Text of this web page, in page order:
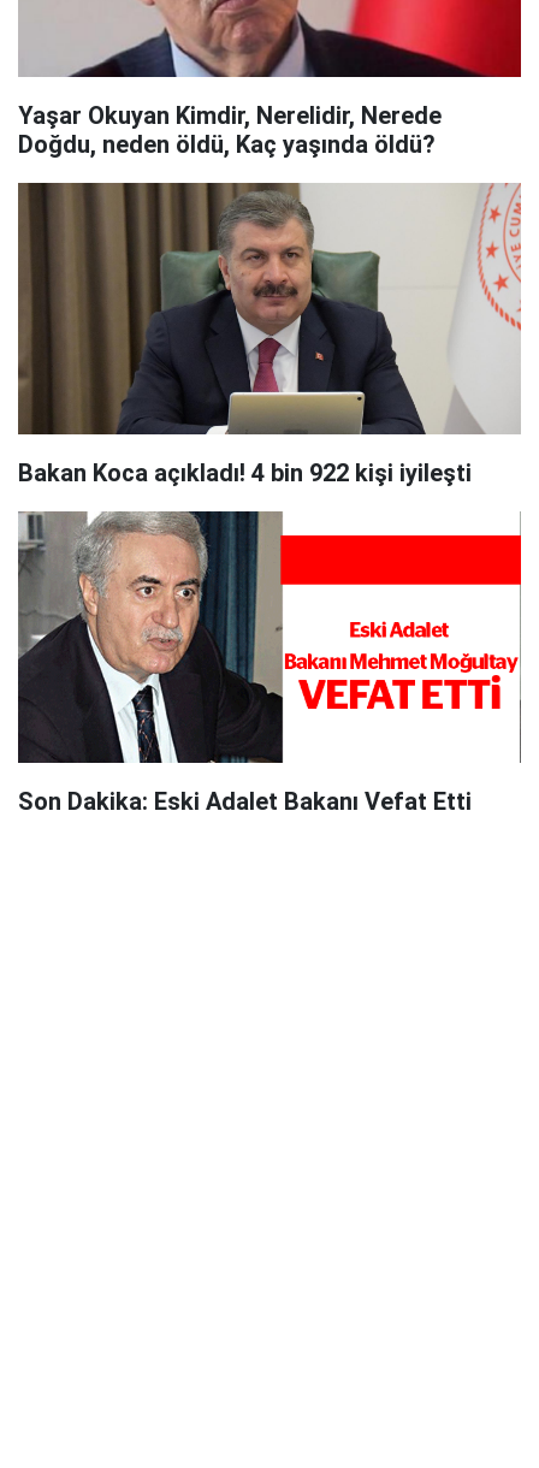
Yaşar Okuyan Kimdir, Nerelidir, Nerede
Doğdu, neden öldü, Kaç yaşında öldü?
Bakan Koca açıkladı! 4 bin 922 kişi iyileşti
Son Dakika: Eski Adalet Bakanı Vefat Etti